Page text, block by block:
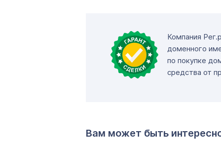
Компания
доменного
по покупке
средства от
Вам может быть